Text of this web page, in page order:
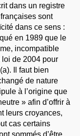
dans un registre
sont
dans ce sens :
en 1989 que le
incompatible
de 2004 pour
Il faut bien
de nature
à l’origine que
» afin d’offrir à
leurs croyances,
cas certains
sommés d’être